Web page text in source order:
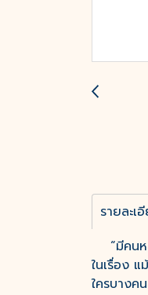
รายละเ
“มีคนห
ในเรื่อง
ใครบางค